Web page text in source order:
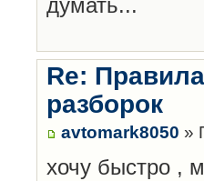
Re:
разборок
avtomark8050 »
хочу быстро ,